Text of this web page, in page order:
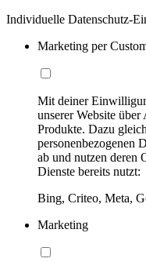
Individuelle Datenschutz-
Marketing per
Mit deiner
unserer Website
Produkte. Dazu
personenbezogenen
ab und nutzen deren
Dienste bereits nutzt:
Bing, Criteo, Meta,
Marketing